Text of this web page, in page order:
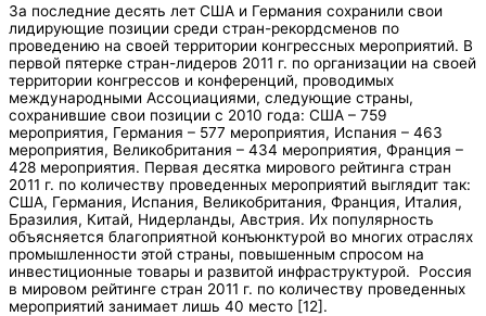
За последние десять лет США и Германия сохранили свои
лидирующие позиции среди стран-рекордсменов по
проведению на своей территории конгрессных мероприятий. В
первой пятерке стран-лидеров 2011 г. по организации на своей
территории конгрессов и конференций, проводимых
международными Ассоциациями, следующие страны,
сохранившие свои позиции с 2010 года: США – 759
мероприятия, Германия – 577 мероприятия, Испания – 463
мероприятия, Великобритания – 434 мероприятия, Франция –
428 мероприятия. Первая десятка мирового рейтинга стран
2011 г. по количеству проведенных мероприятий выглядит так:
США, Германия, Испания, Великобритания, Франция, Италия,
Бразилия, Китай, Нидерланды, Австрия. Их популярность
объясняется благоприятной конъюнктурой во многих отраслях
промышленности этой страны, повышенным спросом на
инвестиционные товары и развитой инфраструктурой. Россия
в мировом рейтинге стран 2011 г. по количеству проведенных
мероприятий занимает лишь 40 место [12].